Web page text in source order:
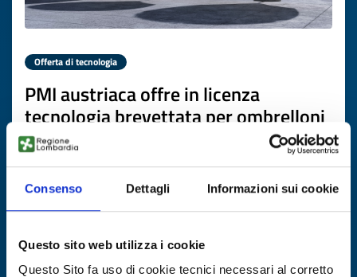
Consenso Dettagli Informazioni sui cookie
Questo sito web utilizza i cookie
Questo Sito fa uso di cookie tecnici necessari al corretto
Offerta di tecnologia
PMI austriaca offre in licenza
tecnologia brevettata per ombrelloni
bionici leggeri e sostenibili
ID EEN: TOAT20260422013
SCOPRI DI PIÙ →
Scade il19 maggio 2027